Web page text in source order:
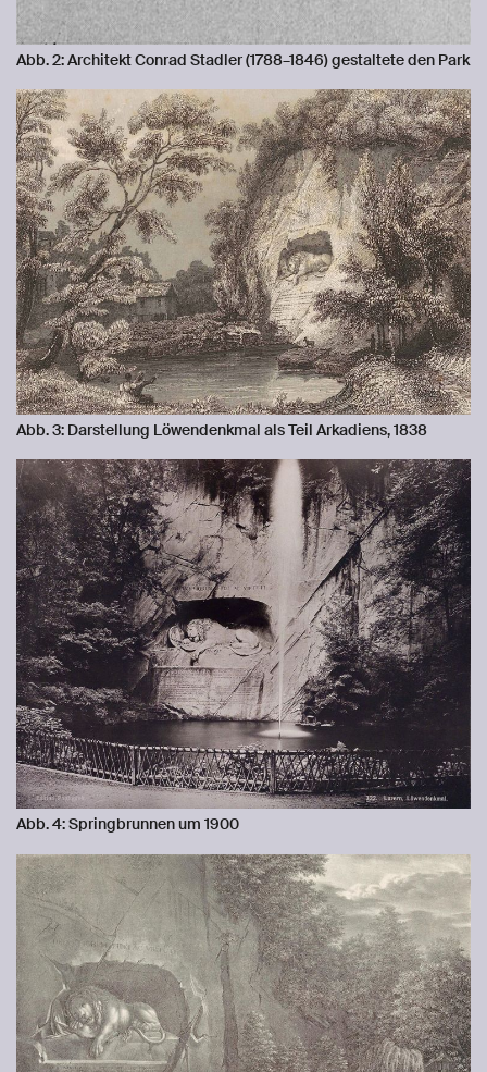
Abb. 2: Architekt Conrad Stadler (1788–1846) gestaltete den Park
Abb. 3: Darstellung Löwendenkmal als Teil Arkadiens, 1838
Abb. 4: Springbrunnen um 1900